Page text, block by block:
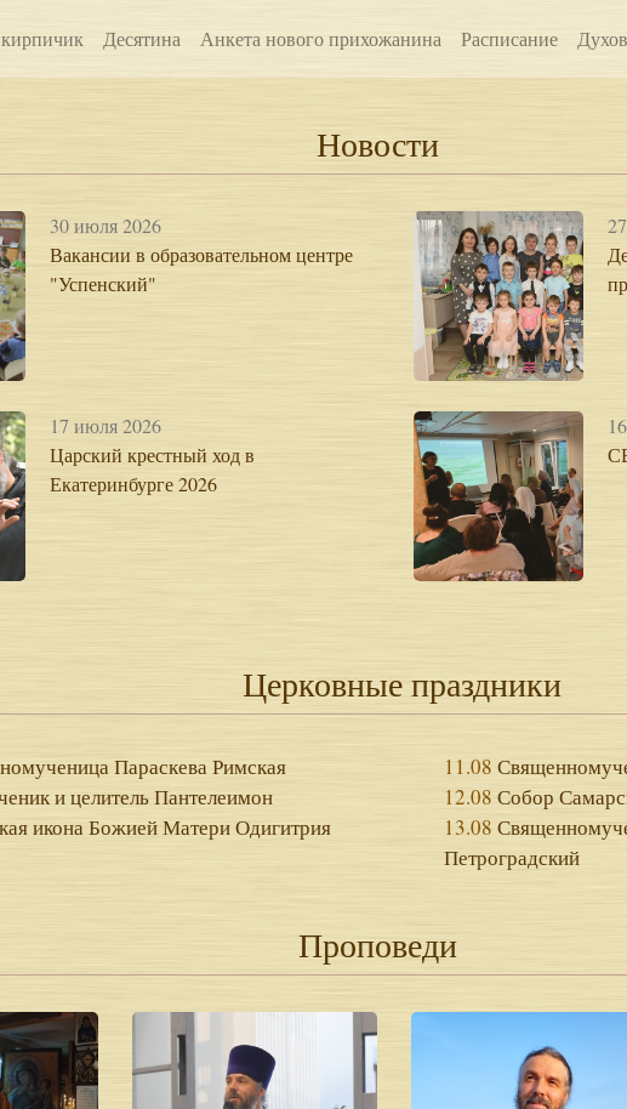
Десятина Анкета нового прихожанина Расписание
Новости
30 июля 2026
Вакансии в образовательном центре
"Успенский"
17 июля 2026
Царский крестный ход в
Екатеринбурге 2026
Церковные праздники
Параскева Римская
и целитель Пантелеимон
икона Божией Матери Одигитрия
11.08
12.08 Собор
13.08
Петроградский
Проповеди